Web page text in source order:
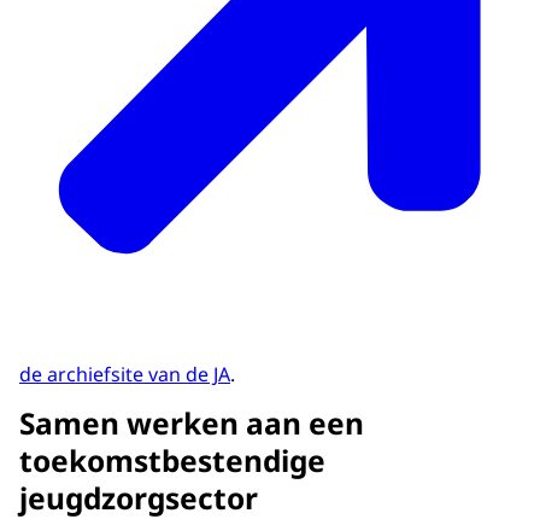
de archiefsite van de JA.
Samen werken aan een
toekomstbestendige
jeugdzorgsector